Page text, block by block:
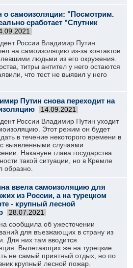
о самоизоляции: "Посмотрим.
сработает "Спутник
России Владимир Путин
на самоизоляцию из-за контактов
людьми из его окружения.
титры антител у него остаются
что тест не выявил у него
Путин снова переходит на
14.09.2021
России Владимир Путин уходит
Этот режим он будет
в течение некоторого времени в
с выявленными случаями
Накануне глава государства
такой ситуации, но в Кремле
образно.
ввела самоизоляцию для
из России, а на турецком
- крупный лесной
28.07.2021
сообщила об ужесточении
для въезжающих в страну из
Для них там вводится
Вылетающих же на турецкие
не самый приятный отдых, но по
крупный лесной пожар.